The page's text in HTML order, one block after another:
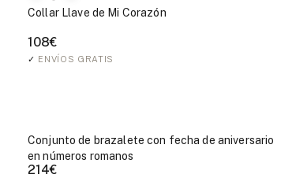
Collar Llave de Mi Corazón
108€
✓ ENVÍOS GRATIS
Conjunto de brazalete con fecha de aniversario
en números romanos
214€